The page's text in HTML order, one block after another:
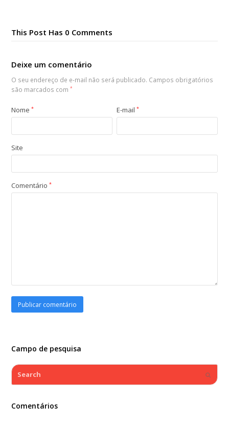
This Post Has 0 Comments
Deixe um comentário
O seu endereço de e-mail não será publicado. Campos obrigatórios
são marcados com*
Nome* E-mail*
Site
Comentário*
Campo de pesquisa
Search
Comentários